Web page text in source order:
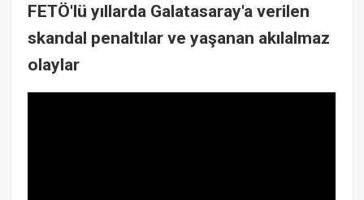
FETÖ'lü yıllarda Galatasaray'a verilen
skandal penaltılar ve yaşanan akılalmaz
olaylar